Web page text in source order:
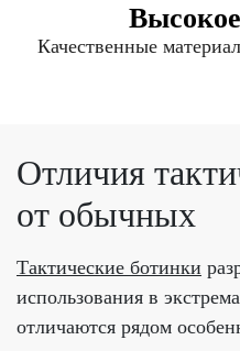
Высокое
Качественные
Отличия
от обычных
Тактические ботинки
использования в
отличаются рядом